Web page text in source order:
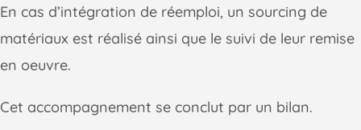
En cas d’intégration de réemploi, un sourcing de
matériaux est réalisé ainsi que le suivi de leur remise
en oeuvre.
Cet accompagnement se conclut par un bilan.